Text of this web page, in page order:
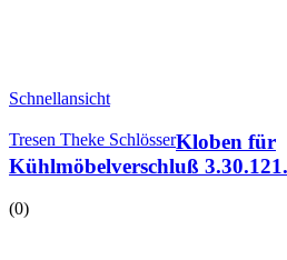
Schnellansicht
Tresen Theke SchlösserKloben für
Kühlmöbelverschluß
(0)